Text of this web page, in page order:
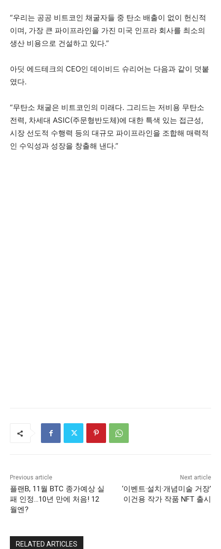
“우리는 공공 비트코인 채굴자들 중 탄소 배출이 없이 헌신적
이며, 가장 큰 파이프라인을 가진 미국 인프라 회사를 최소의
생산 비용으로 건설하고 있다.”
아딧 에드테크의 CEO인 데이비드 슈리어는 다음과 같이 덧붙
였다.
“무탄소 채굴은 비트코인의 미래다. 그리드는 저비용 무탄소
전력, 차세대 ASIC(주문형반도체)에 대한 특색 있는 접근성,
시장 선도적 수행력 등의 대규모 파이프라인을 조합해 매력적
인 수익성과 성장을 창출해 낸다.”
Previous article
플랜B, 11월 BTC 종가예상 실
패 인정…10년 만에 처음! 12
월엔?
Next article
‘이벤트·설치·개념미술 거장’
이건용 작가 작품 NFT 출시
RELATED ARTICLES